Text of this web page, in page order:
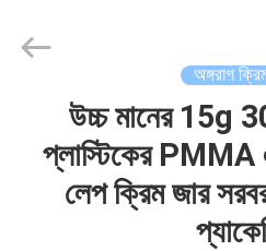
Plastic
অঙ্গরাগ
উচ্চ মানের 15g
প্লাস্টিকের
লেপ ক্রিম জার